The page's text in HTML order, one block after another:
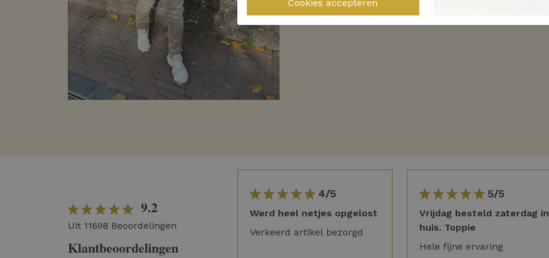
9.2
Uit 11698 Beoordelingen
Klantbeoordelingen
4/5
Werd heel netjes opgelost
Verkeerd artikel bezorgd
5/5
Vrijdag besteld zaterdag in
huis. Toppie
Hele fijne ervaring